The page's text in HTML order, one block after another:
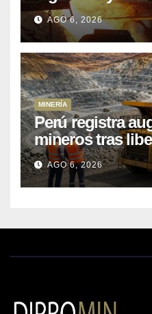
Kobrea para
AGO 6, 2026
MINERÍA
Perú registra
mineros tras
de mil
cobre y oro
AGO 6, 2026